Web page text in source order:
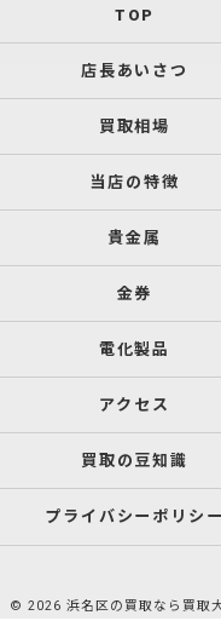
TOP
店長あいさつ
買取相場
当店の特徴
貴金属
金券
電化製品
アクセス
買取の豆知識
プライバシーポリシー
© 2026 浜名区の買取なら買取